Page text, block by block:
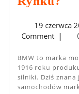
Co
Na
19 czerwca
Comment |
BMW to marka motoryzacyjna z Monachium, która od
1916 roku
silniki. Dziś
samochodów